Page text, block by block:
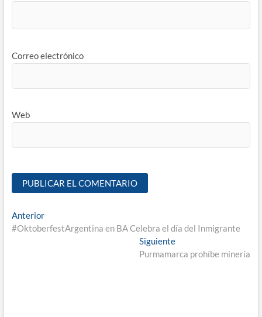
Correo electrónico
Web
Anterior
#OktoberfestArgentina en BA Celebra el día del Inmigrante
Siguiente
Purmamarca prohíbe minería